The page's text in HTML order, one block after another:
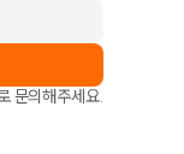
문의해주세요.